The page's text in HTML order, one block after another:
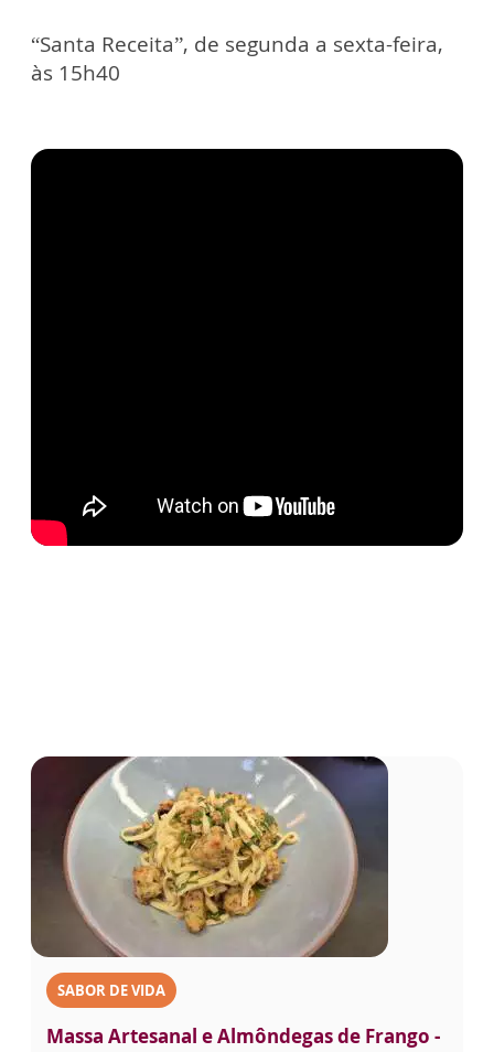
“Santa Receita”, de segunda a sexta-feira,
às 15h40
SABOR DE VIDA
Massa Artesanal e Almôndegas de Frango -